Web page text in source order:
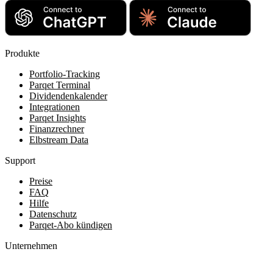
Produkte
Portfolio-Tracking
Parqet Terminal
Dividendenkalender
Integrationen
Parqet Insights
Finanzrechner
Elbstream Data
Support
Preise
FAQ
Hilfe
Datenschutz
Parqet-Abo kündigen
Unternehmen